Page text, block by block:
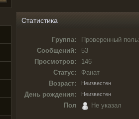
Статистика
Группа:
Проверенный
Сообщений:
53
Просмотров:
146
Статус:
Фанат
Возраст:
Неизвестен
День рождения: Неизвестен
Пол Не указал